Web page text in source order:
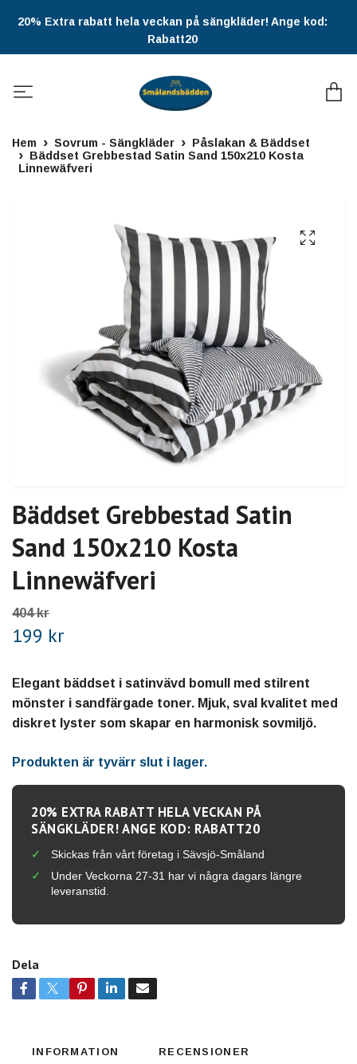
20% Extra rabatt hela veckan på sängkläder! Ange kod:
Rabatt20
Hem Sovrum - Sängkläder
Påslakan & Bäddset
Bäddset Grebbestad Satin Sand 150x210 Kosta
Linnewäfveri
Bäddset Grebbestad Satin
Sand 150x210 Kosta
Linnewäfveri
404 kr
199 kr
Elegant bäddset i satinvävd bomull med stilrent
mönster i sandfärgade toner. Mjuk, sval kvalitet med
diskret lyster som skapar en harmonisk sovmiljö.
Produkten är tyvärr slut i lager.
20% EXTRA RABATT HELA VECKAN PÅ
SÄNGKLÄDER! ANGE KOD: RABATT20
Skickas från vårt företag i Sävsjö-Småland
Under Veckorna 27-31 har vi några dagars längre
leveranstid.
Dela
INFORMATION RECENSIONER